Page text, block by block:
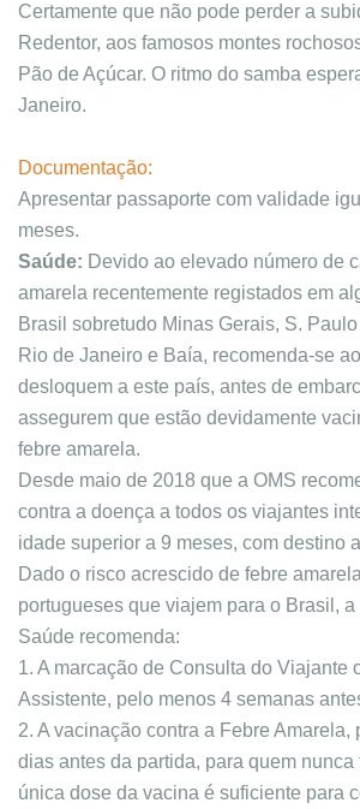
Certamente que não pode perder a
Redentor, aos famosos montes
Pão de Açúcar. O ritmo do samba
Janeiro.
Documentação:
Apresentar passaporte com validade
meses.
Saúde: Devido ao elevado número de
amarela recentemente registados em
Brasil sobretudo Minas Gerais, S.
Rio de Janeiro e Baía, recomenda-se
desloquem a este país, antes de
assegurem que estão devidamente
febre amarela.
Desde maio de 2018 que a OMS
contra a doença a todos os viajantes
idade superior a 9 meses, com destino
Dado o risco acrescido de febre
portugueses que viajem para o Brasil,
Saúde recomenda:
1. A marcação de Consulta do Viajante
Assistente, pelo menos 4 semanas
2. A vacinação contra a Febre Amarela,
dias antes da partida, para quem nunca
única dose da vacina é suficiente para